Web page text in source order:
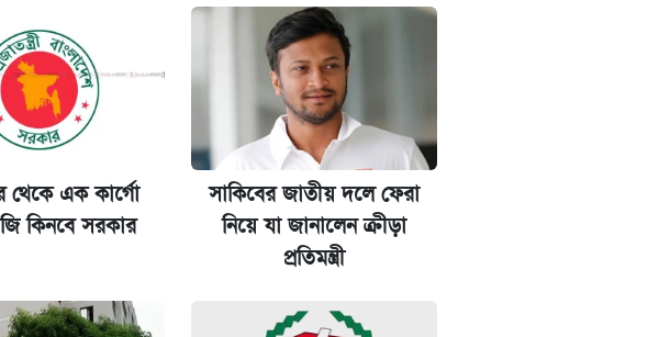
শুরু, আবেদন ১২ আগস্ট পর্যন্ত
থেকে এক কার্গো
কিনবে সরকার
সাকিবের জাতীয় দলে ফেরা
নিয়ে যা জানালেন ক্রীড়া
প্রতিমন্ত্রী